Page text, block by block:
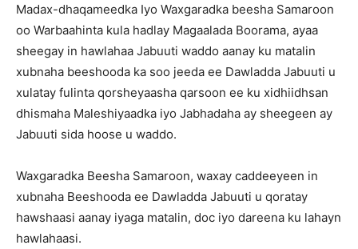
Madax-dhaqameedka Iyo Waxgaradka beesha Samaroon
oo Warbaahinta kula hadlay Magaalada Boorama, ayaa
sheegay in hawlahaa Jabuuti waddo aanay ku matalin
xubnaha beeshooda ka soo jeeda ee Dawladda Jabuuti u
xulatay fulinta qorsheyaasha qarsoon ee ku xidhiidhsan
dhismaha Maleshiyaadka iyo Jabhadaha ay sheegeen ay
Jabuuti sida hoose u waddo.
Waxgaradka Beesha Samaroon, waxay caddeeyeen in
xubnaha Beeshooda ee Dawladda Jabuuti u qoratay
hawshaasi aanay iyaga matalin, doc iyo dareena ku lahayn
hawlahaasi.